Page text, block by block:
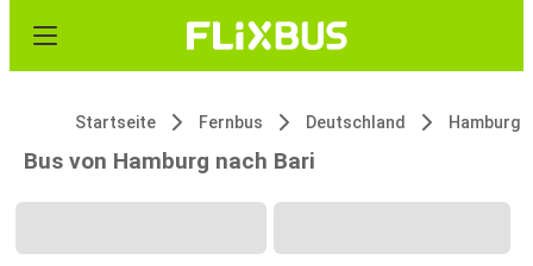
Startseite Fernbus Deutschland Hamburg
Bus von Hamburg nach Bari